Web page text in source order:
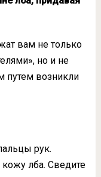
вам не только
но и не
путем возникли
рук.
кожу лба. Сведите